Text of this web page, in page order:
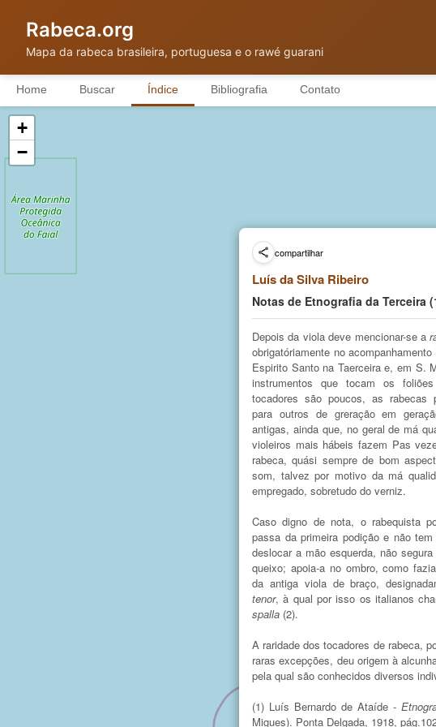
Rabeca.org
Mapa da rabeca brasileira, portuguesa e o rawé guarani
Home Buscar Índice Bibliografia Contato
compartilhar
Luís da Silva Ribeiro
Notas de Etnografia da Terceira
Depois da viola deve mencionar-se a
obrigatóriamente no
Espirito Santo na Taerceira e, em S.
instrumentos que tocam os
tocadores são poucos, as rabecas
para outros de greração em
antigas, ainda que, no geral de má
violeiros mais hábeis fazem Pas
rabeca, quási sempre de bom
som, talvez por motivo da má
empregado, sobretudo do verniz.
Caso digno de nota, o rabequista
passa da primeira podição e não
deslocar a mão esquerda, não
queixo; apoia-a no ombro, como
da antiga viola de braço,
tenor, à qual por isso os italianos
spalla (2).
A raridade dos tocadores de rabeca,
raras excepções, deu origem à
pela qual são conhecidos diversos
(1) Luís Bernardo de Ataíde -
Migues). Ponta Delgada, 1918,
+
−